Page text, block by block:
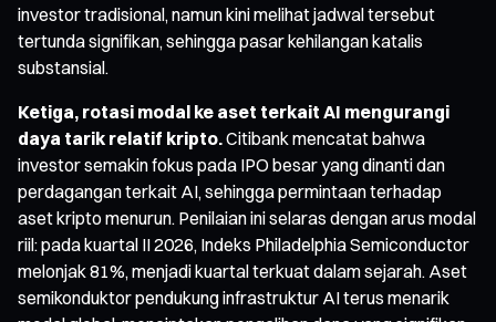
investor tradisional, namun kini melihat jadwal tersebut
tertunda signifikan, sehingga pasar kehilangan katalis
substansial.
Ketiga, rotasi modal ke aset terkait AI mengurangi
daya tarik relatif kripto.Citibank mencatat bahwa
investor semakin fokus pada IPO besar yang dinanti dan
perdagangan terkait AI, sehingga permintaan terhadap
aset kripto menurun. Penilaian ini selaras dengan arus modal
riil: pada kuartal II 2026, Indeks Philadelphia Semiconductor
melonjak 81%, menjadi kuartal terkuat dalam sejarah. Aset
semikonduktor pendukung infrastruktur AI terus menarik